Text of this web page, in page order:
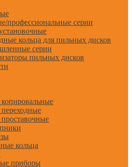
профессиональные серии
кольца для пильных дисков
серии
пильных дисков
кольца
приборы